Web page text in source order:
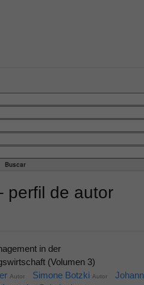
perfil de autor
in der
(Volumen 3)
Autor Simone Botzki Autor